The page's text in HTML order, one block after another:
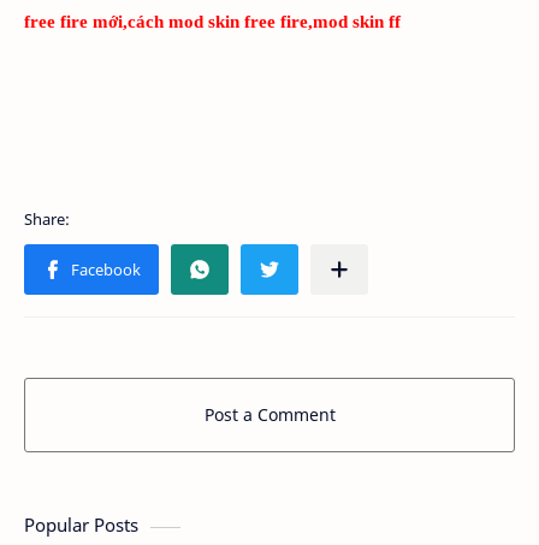
free fire mới,cách mod skin free fire,mod skin ff
Post a Comment
Popular Posts